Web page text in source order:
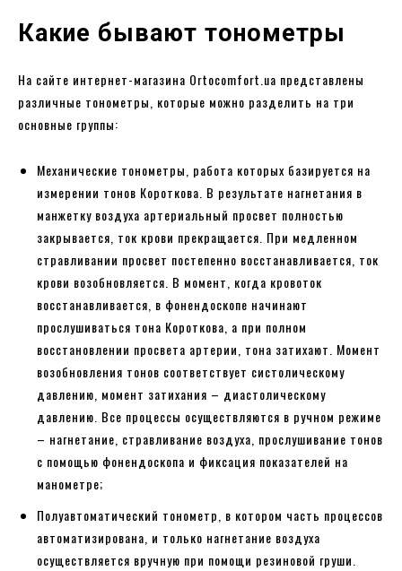
Какие бывают тонометры
На сайте интернет-магазина Ortocomfort.ua представлены
различные тонометры, которые можно разделить на три
основные группы:
Механические тонометры, работа которых базируется на
измерении тонов Короткова. В результате нагнетания в
манжетку воздуха артериальный просвет полностью
закрывается, ток крови прекращается. При медленном
стравливании просвет постепенно восстанавливается, ток
крови возобновляется. В момент, когда кровоток
восстанавливается, в фонендоскопе начинают
прослушиваться тона Короткова, а при полном
восстановлении просвета артерии, тона затихают. Момент
возобновления тонов соответствует систолическому
давлению, момент затихания – диастолическому
давлению. Все процессы осуществляются в ручном режиме
– нагнетание, стравливание воздуха, прослушивание тонов
с помощью фонендоскопа и фиксация показателей на
манометре;
Полуавтоматический тонометр, в котором часть процессов
автоматизирована, и только нагнетание воздуха
осуществляется вручную при помощи резиновой груши.